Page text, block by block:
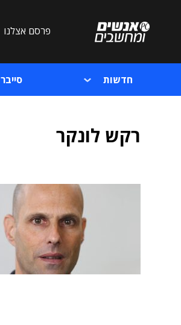
פרסם אצלנו
חדשות סייבר
רקש לונקר